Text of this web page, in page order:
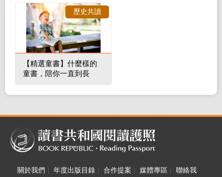
【精選童書】什麼樣的
童書，陪你一直到長
歷史共讀
關於我們 年度出版目錄 合作提案 媒體專區 聯絡我